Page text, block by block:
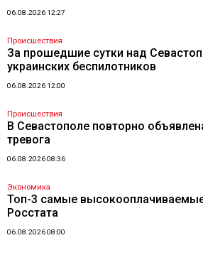
06.08.2026 12:27
Происшествия
За прошедшие сутки над
украинских беспилотников
06.08.2026 12:00
Происшествия
В Севастополе повторно
тревога
06.08.2026 08:36
Экономика
Топ-3 самые
Росстата
06.08.2026 08:00